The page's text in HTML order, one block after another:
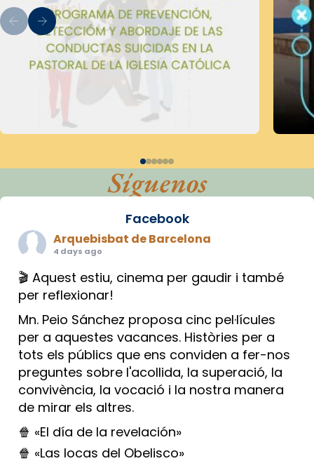
Síguenos
Facebook
Arquebisbat de Barcelona
4 days ago
🎬 Aquest estiu, cinema per gaudir i també
per reflexionar!
Mn. Peio Sánchez proposa cinc pel·lícules
per a aquestes vacances. Històries per a
tots els públics que ens conviden a fer-nos
preguntes sobre l'acollida, la superació, la
convivència, la vocació i la nostra manera
de mirar els altres.
🍿 «El día de la revelación»
🍿 «Las locas del Obelisco»